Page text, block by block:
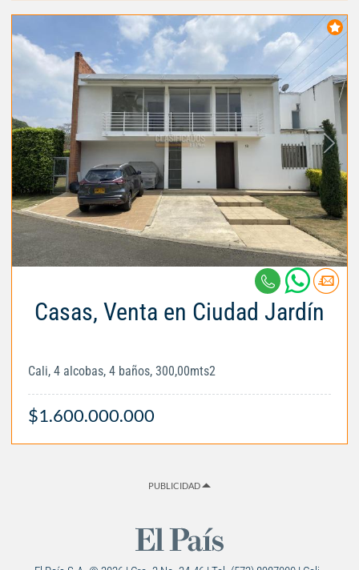
Casas, Venta en Ciudad Jardín
Cali, 4 alcobas, 4 baños, 300,00mts2
$1.600.000.000
PUBLICIDAD